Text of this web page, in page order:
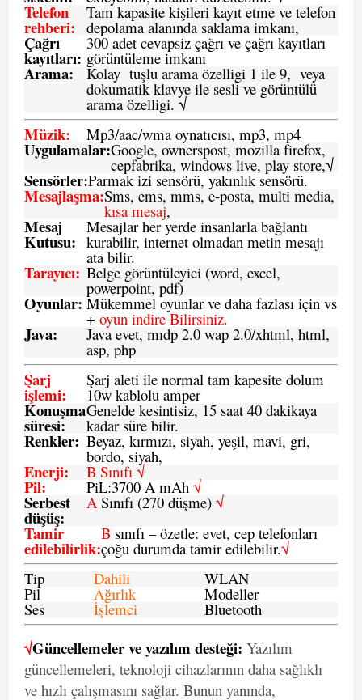
Telefon
rehberi:
Tam kapasite kişileri kayıt etme ve telefon
depolama alanında saklama imkanı,
Çağrı
kayıtları:
300 adet cevapsiz çağrı ve çağrı kayıtları
görüntüleme imkanı
Arama: Kolay tuşlu arama özelligi 1 ile 9, veya
dokumatik klavye ile sesli ve görüntülü
arama özelligi. √
Müzik: Mp3/aac/wma oynatıcısı, mp3, mp4
Uygulamalar:Google, ownerspost, mozilla firefox,
cepfabrika, windows live, play store,√
Sensörler:Parmak izi sensörü, yakınlık sensörü.
Mesajlaşma:Sms, ems, mms, e-posta, multi media,
kısa mesaj,
Mesaj
Kutusu:
Mesajlar her yerde insanlarla bağlantı
kurabilir, internet olmadan metin mesajı
ata bilir.
Tarayıcı: Belge görüntüleyici (word, excel,
powerpoint, pdf)
Oyunlar: Mükemmel oyunlar ve daha fazlası için vs
+ oyun indire Bilirsiniz.
Java: Java evet, mıdp 2.0 wap 2.0/xhtml, html,
asp, php
Şarj
işlemi:
Şarj aleti ile normal tam kapesite dolum
10w kablolu amper
Konuşma
süresi:
Genelde kesintisiz, 15 saat 40 dakikaya
kadar süre bilir.
Renkler: Beyaz, kırmızı, siyah, yeşil, mavi, gri,
bordo, siyah,
Enerji: B Sınıfı √
Pil: PiL:3700 A mAh √
Serbest
düşüş:
ASınıfı (270 düşme) √
Tamir
edilebilirlik:
B sınıfı – özetle: evet, cep telefonları
çoğu durumda tamir edilebilir.√
Tip
Dahili WLAN
Pil Ağırlık Modeller
Ses İşlemci Bluetooth
√Güncellemeler ve yazılım desteği: Yazılım
güncellemeleri, teknoloji cihazlarının daha sağlıklı
ve hızlı çalışmasını sağlar. Bunun yanında,